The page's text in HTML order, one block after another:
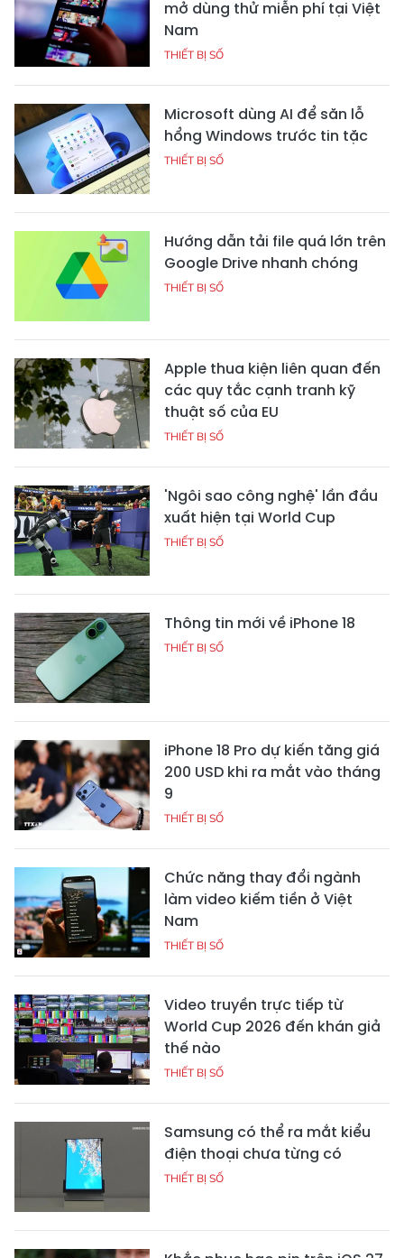
mở dùng thử miễn phí tại Việt
Nam
THIẾT BỊ SỐ
Microsoft dùng AI để săn lỗ
hổng Windows trước tin tặc
THIẾT BỊ SỐ
Hướng dẫn tải file quá lớn trên
Google Drive nhanh chóng
THIẾT BỊ SỐ
Apple thua kiện liên quan đến
các quy tắc cạnh tranh kỹ
thuật số của EU
THIẾT BỊ SỐ
'Ngôi sao công nghệ' lần đầu
xuất hiện tại World Cup
THIẾT BỊ SỐ
Thông tin mới về iPhone 18
THIẾT BỊ SỐ
iPhone 18 Pro dự kiến tăng giá
200 USD khi ra mắt vào tháng
9
THIẾT BỊ SỐ
Chức năng thay đổi ngành
làm video kiếm tiền ở Việt
Nam
THIẾT BỊ SỐ
Video truyền trực tiếp từ
World Cup 2026 đến khán giả
thế nào
THIẾT BỊ SỐ
Samsung có thể ra mắt kiểu
điện thoại chưa từng có
THIẾT BỊ SỐ